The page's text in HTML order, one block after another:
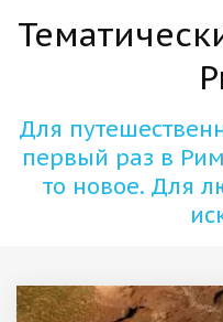
Для
первый раз в
то новое. Для